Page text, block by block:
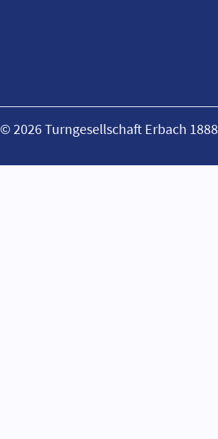
© 2026 Turngesellschaft Erbach 1888